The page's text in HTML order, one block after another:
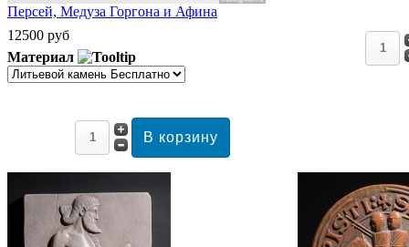
Персей, Медуза Горгона и Афина
12500 руб
Материал